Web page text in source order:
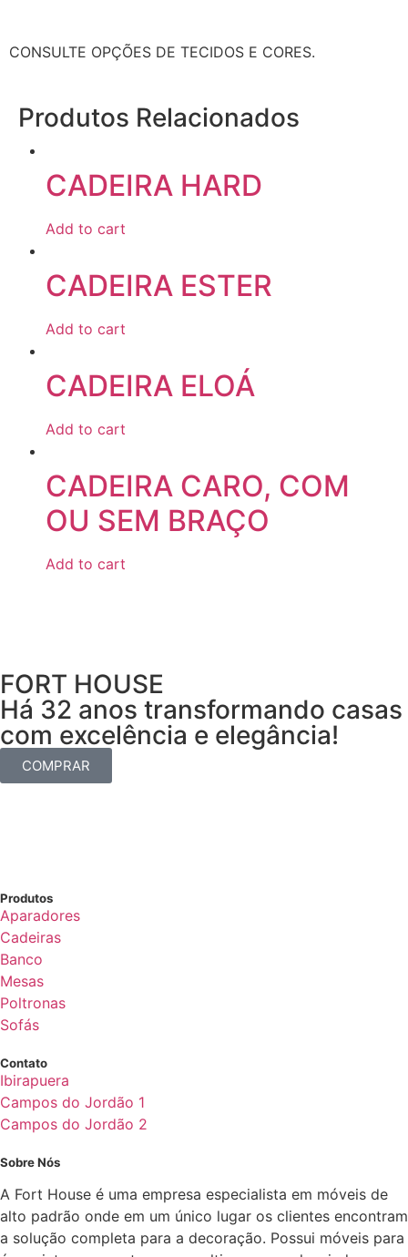
CONSULTE OPÇÕES DE TECIDOS E CORES.
Produtos Relacionados
CADEIRA HARD
Add to cart
CADEIRA ESTER
Add to cart
CADEIRA ELOÁ
Add to cart
CADEIRA CARO, COM
OU SEM BRAÇO
Add to cart
FORT HOUSE
Há 32 anos transformando casas
com excelência e elegância!
COMPRAR
Produtos
Aparadores
Cadeiras
Banco
Mesas
Poltronas
Sofás
Contato
Ibirapuera
Campos do Jordão 1
Campos do Jordão 2
Sobre Nós
A Fort House é uma empresa especialista em móveis de
alto padrão onde em um único lugar os clientes encontram
a solução completa para a decoração. Possui móveis para